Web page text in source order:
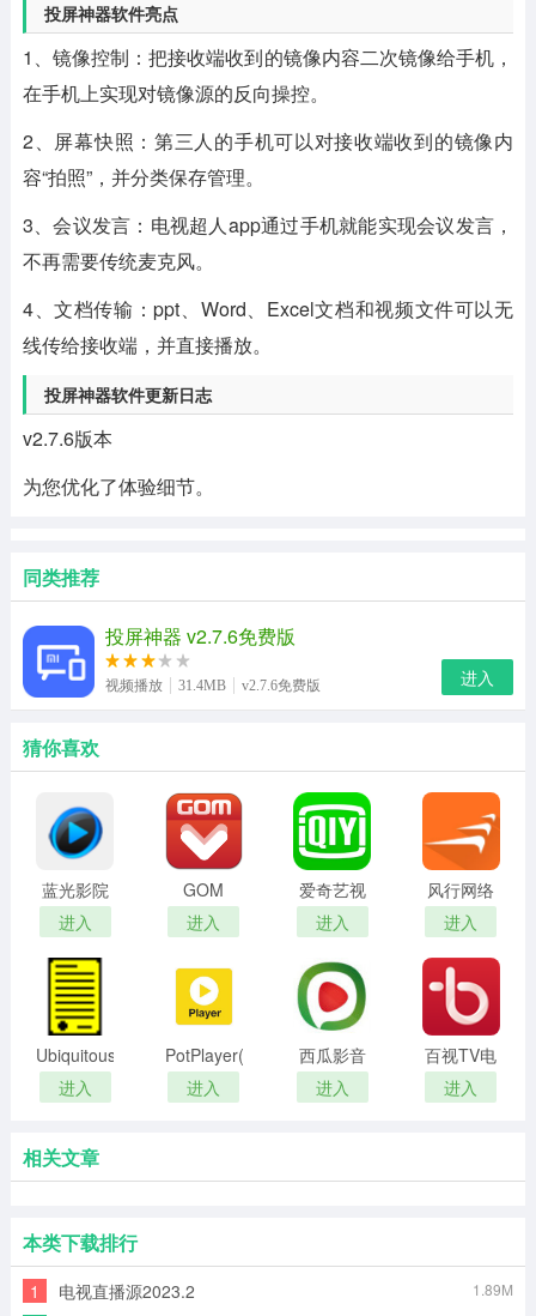
投屏神器软件亮点
1、镜像控制：把接收端收到的镜像内容二次镜像给手机，
在手机上实现对镜像源的反向操控。
2、屏幕快照：第三人的手机可以对接收端收到的镜像内
容“拍照”，并分类保存管理。
3、会议发言：电视超人app通过手机就能实现会议发言，
不再需要传统麦克风。
4、文档传输：ppt、Word、Excel文档和视频文件可以无
线传给接收端，并直接播放。
投屏神器软件更新日志
v2.7.6版本
为您优化了体验细节。
同类推荐
投屏神器 v2.7.6免费版
视频播放 31.4MB v2.7.6免费版 进入
猜你喜欢
蓝光影院
高清版
进入
GOM
Player
PLUS播放
器
进入
爱奇艺视
频播放器
客户端
进入
风行网络
电视免费
版
进入
Ubiquitous
Player多
媒体播放
进入
PotPlayer(最
新解码)官
方版最新
进入
西瓜影音
在线电影
播放器
进入
百视TV电
脑版
进入
相关文章
本类下载排行
1 电视直播源2023.2 1.89M